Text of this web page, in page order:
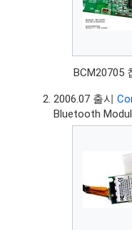
BCM20705
2006.07 출시
Bluetooth